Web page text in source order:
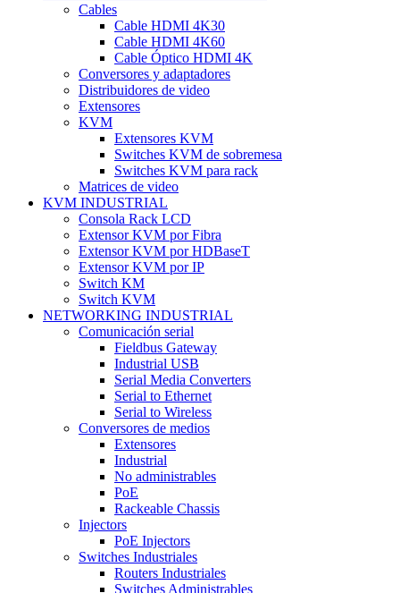
Cables
Cable HDMI 4K30
Cable HDMI 4K60
Cable Óptico HDMI 4K
Conversores y adaptadores
Distribuidores de video
Extensores
KVM
Extensores KVM
Switches KVM de sobremesa
Switches KVM para rack
Matrices de video
KVM INDUSTRIAL
Consola Rack LCD
Extensor KVM por Fibra
Extensor KVM por HDBaseT
Extensor KVM por IP
Switch KM
Switch KVM
NETWORKING INDUSTRIAL
Comunicación serial
Fieldbus Gateway
Industrial USB
Serial Media Converters
Serial to Ethernet
Serial to Wireless
Conversores de medios
Extensores
Industrial
No administrables
PoE
Rackeable Chassis
Injectors
PoE Injectors
Switches Industriales
Routers Industriales
Switches Administrables